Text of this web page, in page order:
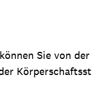
Sie von